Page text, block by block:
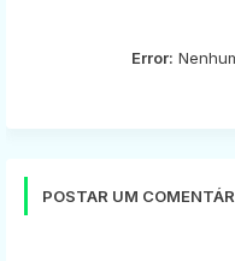
Error:
POSTAR UM